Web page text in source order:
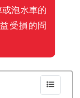
泡水車的
受損的問